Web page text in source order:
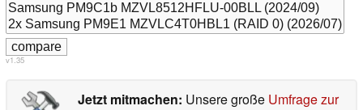
v1.35
Jetzt mitmachen: Unsere große Umfrage zur